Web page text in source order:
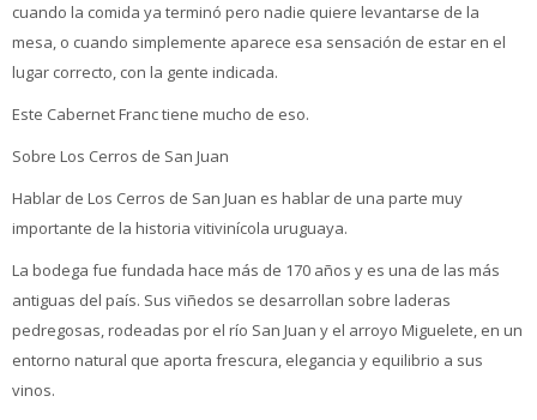
cuando la comida ya terminó pero nadie quiere levantarse de la
mesa, o cuando simplemente aparece esa sensación de estar en el
lugar correcto, con la gente indicada.
Este Cabernet Franc tiene mucho de eso.
Sobre Los Cerros de San Juan
Hablar de Los Cerros de San Juan es hablar de una parte muy
importante de la historia vitivinícola uruguaya.
La bodega fue fundada hace más de 170 años y es una de las más
antiguas del país. Sus viñedos se desarrollan sobre laderas
pedregosas, rodeadas por el río San Juan y el arroyo Miguelete, en un
entorno natural que aporta frescura, elegancia y equilibrio a sus
vinos.